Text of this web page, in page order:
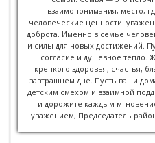
взаимопонимания, место,
человеческие ценности:
доброта. Именно в семье
и силы для новых достижений.
согласие и душевное тепло.
крепкого здоровья, счастья,
завтрашнем дне. Пусть ваши
детским смехом и взаимной
и дорожите каждым
уважением, Председатель